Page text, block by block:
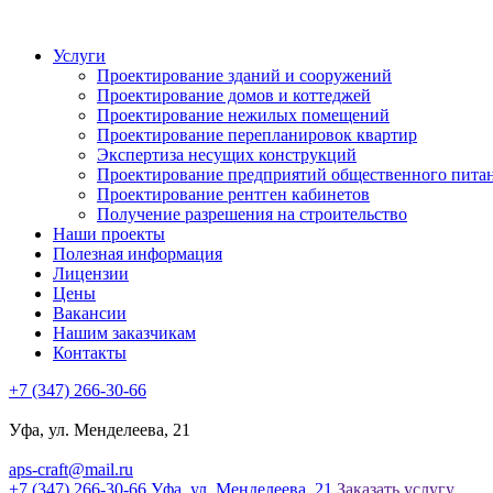
Услуги
Проектирование зданий и сооружений
Проектирование домов и коттеджей
Проектирование нежилых помещений
Проектирование перепланировок квартир
Экспертиза несущих конструкций
Проектирование предприятий общественного
Проектирование рентген кабинетов
Получение разрешения на строительство
Наши проекты
Полезная информация
Лицензии
Цены
Вакансии
Нашим заказчикам
Контакты
+7 (347) 266-30-66
Уфа, ул. Менделеева, 21
aps-craft@mail.ru
+7 (347) 266-30-66 Уфа, ул. Менделеева, 21 Заказать услугу